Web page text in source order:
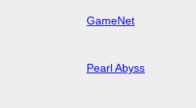
GameNet
Pearl Abyss